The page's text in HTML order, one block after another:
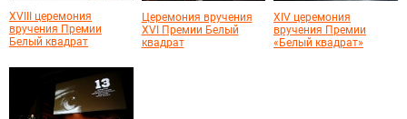
XVIII церемония
вручения Премии
Белый квадрат
Церемония вручения
XVI Премии Белый
квадрат
XIV церемония
вручения Премии
«Белый квадрат»